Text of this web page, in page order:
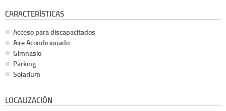
CARACTERÍSTICAS
Acceso para discapacitados
Aire Acondicionado
Gimnasio
Parking
Solarium
LOCALIZACIÓN